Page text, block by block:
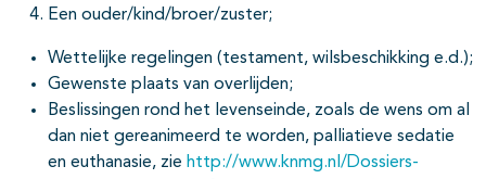
Een ouder/kind/broer/zuster;
Wettelijke regelingen (testament, wilsbeschikking e.d.);
Gewenste plaats van overlijden;
Beslissingen rond het levenseinde, zoals de wens om al
dan niet gereanimeerd te worden, palliatieve sedatie
en euthanasie, zie http://www.knmg.nl/Dossiers-